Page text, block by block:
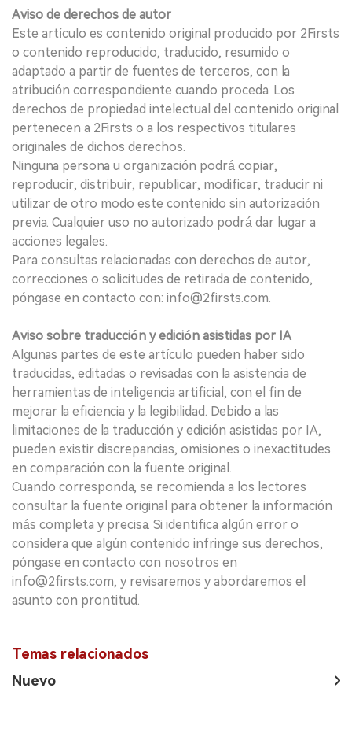
Aviso de derechos de autor
Este artículo es contenido original producido por 2Firsts
o contenido reproducido, traducido, resumido o
adaptado a partir de fuentes de terceros, con la
atribución correspondiente cuando proceda. Los
derechos de propiedad intelectual del contenido original
pertenecen a 2Firsts o a los respectivos titulares
originales de dichos derechos.
Ninguna persona u organización podrá copiar,
reproducir, distribuir, republicar, modificar, traducir ni
utilizar de otro modo este contenido sin autorización
previa. Cualquier uso no autorizado podrá dar lugar a
acciones legales.
Para consultas relacionadas con derechos de autor,
correcciones o solicitudes de retirada de contenido,
póngase en contacto con: info@2firsts.com.
Aviso sobre traducción y edición asistidas por IA
Algunas partes de este artículo pueden haber sido
traducidas, editadas o revisadas con la asistencia de
herramientas de inteligencia artificial, con el fin de
mejorar la eficiencia y la legibilidad. Debido a las
limitaciones de la traducción y edición asistidas por IA,
pueden existir discrepancias, omisiones o inexactitudes
en comparación con la fuente original.
Cuando corresponda, se recomienda a los lectores
consultar la fuente original para obtener la información
más completa y precisa. Si identifica algún error o
considera que algún contenido infringe sus derechos,
póngase en contacto con nosotros en
info@2firsts.com, y revisaremos y abordaremos el
asunto con prontitud.
Temas relacionados
Nuevo